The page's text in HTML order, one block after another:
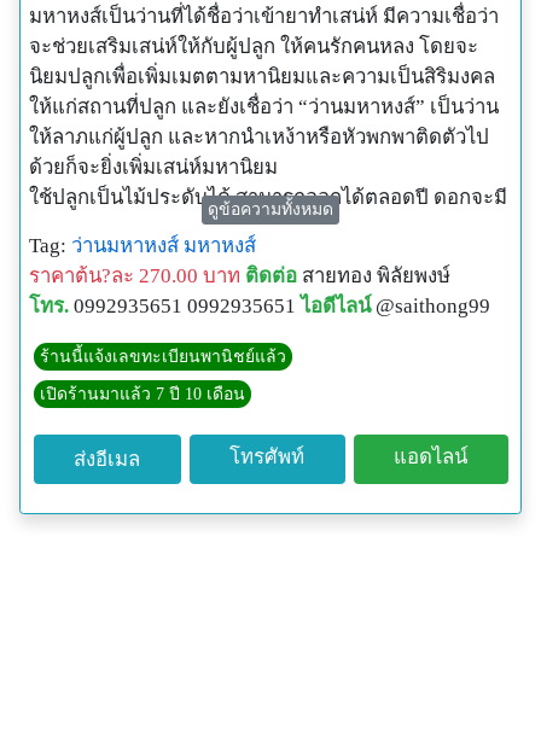
มหาหงส์เป็นว่านที่ได้ชื่อว่าเข้ายาทำเสน่ห์ มีความเชื่อว่า
จะช่วยเสริมเสน่ห์ให้กับผู้ปลูก ให้คนรักคนหลง โดยจะ
นิยมปลูกเพื่อเพิ่มเมตตามหานิยมและความเป็นสิริมงคล
ให้แก่สถานที่ปลูก และยังเชื่อว่า “ว่านมหาหงส์” เป็นว่าน
ให้ลาภแก่ผู้ปลูก และหากนำเหง้าหรือหัวพกพาติดตัวไป
ด้วยก็จะยิ่งเพิ่มเสน่ห์มหานิยม
ใช้ปลูกเป็นไม้ประดับได้ สามารถออกได้ตลอดปี ดอกจะมี
กลิ่นหอมมากโดยเฉพาะในช่วงเช้าและช่วงเย็นถึงมืด
ทนทานต่อแมลงต่าง ๆ โดยดอกจะทยอยบานและอยู่ทน
หลายวัน ถ้านำไปปลูกบริเวณโคนต้นไม้ใหญ่ก็จะเหมาะ
มากค่ะ เพราะสามารถปลูกได้ในที่ร่ม แดดไม่จัดมากนัก
ชอบที่ชื้นแฉะ แต่ถ้านำไปปลูกลงในกระถางก็ไม่ควร
ปล่อยทิ้งไว้ให้แห้ง โดยปกติแล้วดอกมหาหงส์จะเป็นสีขาว
สีดอกจะตัดกับสีเขียวเข้มของต้นและใบอย่างสวยงามค่ะ
ขายต้นละ270บาท
ค่าส่ง1-4ต้น250บาท
ดูข้อความทั้งหมด
Tag: ว่านมหาหงส์ มหาหงส์
ราคาต้น?ละ 270.00 บาท ติดต่อ สายทอง พิลัยพงษ์
โทร. 0992935651 0992935651 ไอดีไลน์ @saithong99
ร้านนี้แจ้งเลขทะเบียนพานิชย์แล้ว
เปิดร้านมาแล้ว 7 ปี 10 เดือน
ส่งอีเมล โทรศัพท์ แอดไลน์